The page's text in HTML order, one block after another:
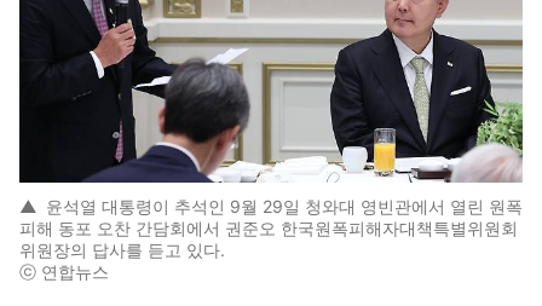
▲ 윤석열 대통령이 추석인 9월 29일 청와대 영빈관에서 열린 원폭
피해 동포 오찬 간담회에서 권준오 한국원폭피해자대책특별위원회
위원장의 답사를 듣고 있다.
ⓒ 연합뉴스